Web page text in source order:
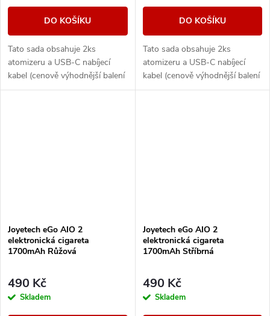
DO KOŠÍKU
Tato sada obsahuje 2ks
atomizeru a USB-C nabíjecí
kabel (cenově výhodnější balení
oproti základní verzi). Ikona
DO KOŠÍKU
Tato sada obsahuje 2ks
atomizeru a USB-C nabíjecí
kabel (cenově výhodnější balení
oproti základní verzi). Ikona
Joyetech eGo AIO 2
elektronická cigareta
1700mAh Růžová
490 Kč
Skladem
Joyetech eGo AIO 2
elektronická cigareta
1700mAh Stříbrná
490 Kč
Skladem